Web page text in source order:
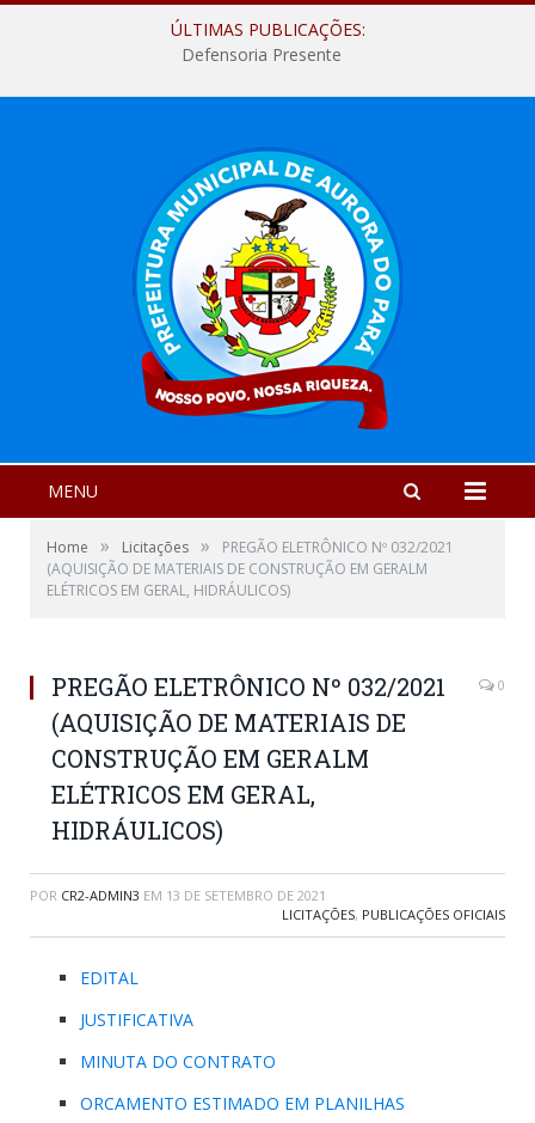
ÚLTIMAS PUBLICAÇÕES:
Defensoria Presente
MENU
Home » Licitações »
PREGÃO ELETRÔNICO Nº 032/2021
(AQUISIÇÃO DE MATERIAIS DE CONSTRUÇÃO EM GERALM
ELÉTRICOS EM GERAL, HIDRÁULICOS)
PREGÃO ELETRÔNICO Nº 032/2021
(AQUISIÇÃO DE MATERIAIS DE
CONSTRUÇÃO EM GERALM
ELÉTRICOS EM GERAL,
HIDRÁULICOS)
0
POR CR2-ADMIN3 EM 13 DE SETEMBRO DE 2021
LICITAÇÕES, PUBLICAÇÕES OFICIAIS
EDITAL
JUSTIFICATIVA
MINUTA DO CONTRATO
ORCAMENTO ESTIMADO EM PLANILHAS